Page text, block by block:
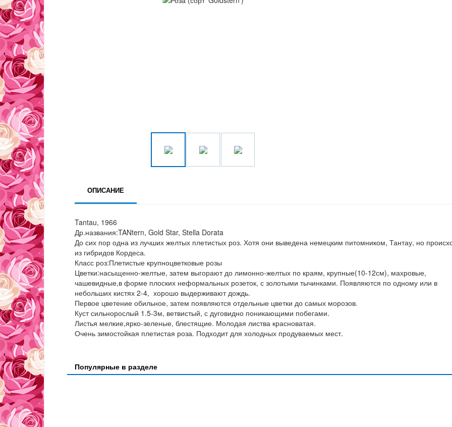
ОПИСАНИЕ
Tantau, 1966
Др.названия:TANtern, Gold Star, Stella Dorata
До сих пор одна из лучших желтых плетистых роз. Хотя они выведена немецким питомником, Тантау, но
из гибридов Кордеса.
Класс роз:Плетистые крупноцветковые розы
Цветки:насыщенно-желтые, затем выгорают до лимонно-желтых по краям, крупные(10-12см), махровые,
чашевидные,в форме плоских неформальных розеток, с золотыми тычинками. Появляются по одному или в
небольших кистях 2-4, хорошо выдерживают дождь.
Первое цветение обильное, затем появляются отдельные цветки до самых морозов.
Куст сильнорослый 1.5-3м, ветвистый, с дуговидно поникающими побегами.
Листья мелкие,ярко-зеленые, блестящие. Молодая листва красноватая.
Очень зимостойкая плетистая роза. Подходит для холодных продуваемых мест.
Популярные в разделе